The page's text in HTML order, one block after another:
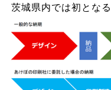
茨城県内では初とな